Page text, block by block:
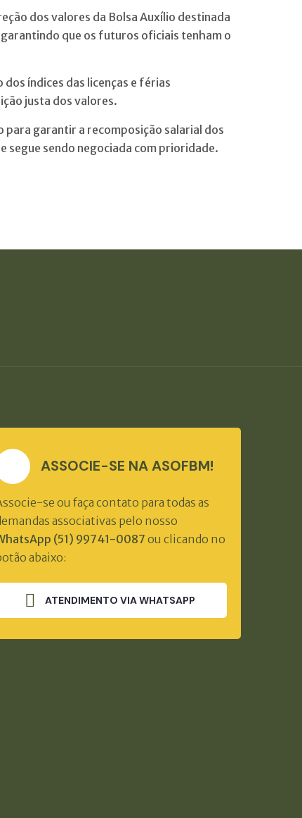
dos valores da Bolsa Auxílio destinada
que os futuros oficiais tenham o
índices das licenças e férias
justa dos valores.
para garantir a recomposição salarial dos
segue sendo negociada com prioridade.
ASSOCIE-SE NA ASOFBM!
se ou faça contato para todas as
associativas pelo nosso
(51) 99741-0087 ou clicando no
abaixo:
ATENDIMENTO VIA WHATSAPP